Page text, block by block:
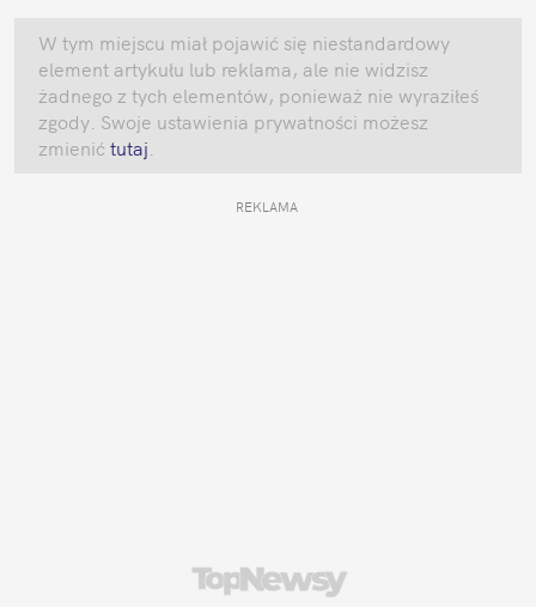
W tym miejscu miał pojawić się niestandardowy
element artykułu lub reklama, ale nie widzisz
żadnego z tych elementów, ponieważ nie wyraziłeś
zgody. Swoje ustawienia prywatności możesz
zmienić tutaj
REKLAMA